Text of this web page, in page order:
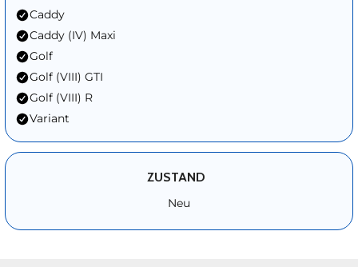
Caddy
Caddy (IV) Maxi
Golf
Golf (VIII) GTI
Golf (VIII) R
Variant
ZUSTAND
Neu